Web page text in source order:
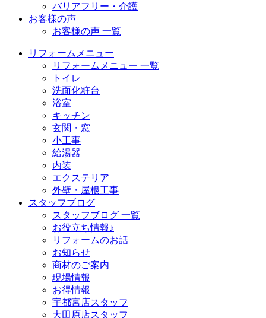
バリアフリー・介護
お客様の声
お客様の声 一覧
リフォームメニュー
リフォームメニュー 一覧
トイレ
洗面化粧台
浴室
キッチン
玄関・窓
小工事
給湯器
内装
エクステリア
外壁・屋根工事
スタッフブログ
スタッフブログ 一覧
お役立ち情報♪
リフォームのお話
お知らせ
商材のご案内
現場情報
お得情報
宇都宮店スタッフ
大田原店スタッフ